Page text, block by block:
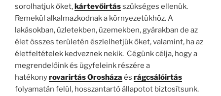
sorolhatjuk őket, kártevőirtásszükséges ellenük.
Remekül alkalmazkodnak a környezetükhöz. A
lakásokban, üzletekben, üzemekben, gyárakban de az
élet összes területén észlelhetjük őket, valamint, ha az
életfeltételek kedveznek nekik. Cégünk célja, hogy a
megrendelőink és ügyfeleink részére a
hatékonyrovarirtás Orosháza és rágcsálóirtás
folyamatán felül, hosszantartó állapotot biztosítsunk.